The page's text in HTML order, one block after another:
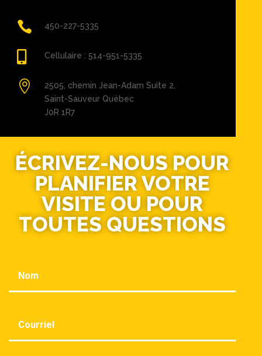
 450-227-5335
 Cellulaire : 514-951-5335

2505, chemin Jean-Adam Suite 2,
Saint-Sauveur Québec
J0R 1R7
ÉCRIVEZ-NOUS POUR
PLANIFIER VOTRE
VISITE OU POUR
TOUTES QUESTIONS